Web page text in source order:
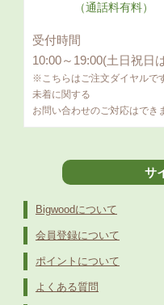
（通話料有料）
受付時間
10:00～19:00(土日祝日
※こちらはご注文ダイヤルで
未着に関する
お問い合わせのご対応はでき
サ
Bigwoodについて
会員登録について
ポイントについて
よくある質問